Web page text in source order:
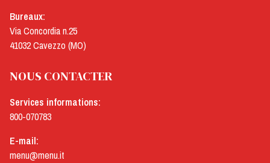
Bureaux:
Via Concordia n.25
41032 Cavezzo (MO)
NOUS CONTACTER
Services informations:
800-070783
E-mail:
menu@menu.it